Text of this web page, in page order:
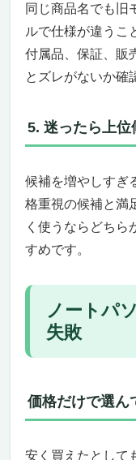
マルチタ
トレージ
安全性＆
これから
同じ商品名でも旧
ルで仕様が違うこ
付属品、保証、販
とズレがないか確
5. 迷ったら上位
候補を増やしすぎ
格重視の候補と満
く使うならどちら
すめです。
ノートパ
失敗
価格だけで選ん
安く買えたとして